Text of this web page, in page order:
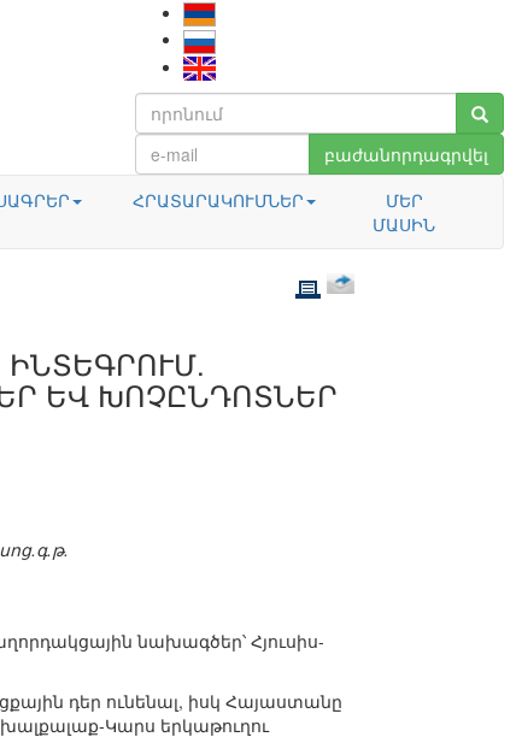
բաժանորդագրվել
ՀՐԱՏԱՐԱԿՈՒՄՆԵՐ
ՄԵՐ
ՄԱՍԻՆ
ԵՎ ԽՈՉԸՆԴՈՏՆԵՐ
նախագծեր՝ Հյուսիս-
դեր ունենալ, իսկ Հայաստանը
Կարս երկաթուղու